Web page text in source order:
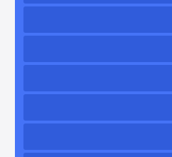
منتشر شد